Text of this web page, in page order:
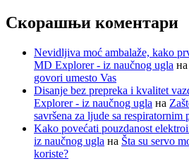
Скорашњи коментари
Nevidljiva moć ambalaže, kako
MD Explorer - iz naučnog ugla на
govori umesto Vas
Disanje bez prepreka i kvalitet
Explorer - iz naučnog ugla на
savršena za ljude sa respiratornim
Kako povećati pouzdanost
iz naučnog ugla на Šta su servo
koriste?